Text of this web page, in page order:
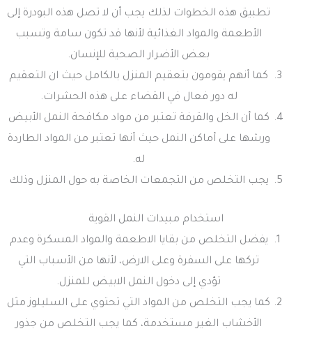
تطبيق هذه الخطوات لذلك يجب أن لا تصل هذه البودرة إلى
الأطعمة والمواد الغذائية لأنها قد تكون سامة وتسبب
بعض الأضرار الصحية للإنسان.
كما أنهم يقومون بتعقيم المنزل بالكامل حيث ان التعقيم
له دور فعال في القضاء على هذه الحشرات.
كما أن الخل والقرفة تعتبر من مواد مكافحة النمل الأبيض
ورشها على أماكن النمل حيث أنها تعتبر من المواد الطاردة
له.
يجب التخلص من التجمعات الخاصة به حول المنزل وذلك
استخدام مبيدات النمل القوية
يفضل التخلص من بقايا الاطعمة والمواد المسكرة وعدم
تركها على السفرة وعلى الارض، لأنها من الأسباب التي
تؤدي إلى دخول النمل الابيض للمنزل.
كما يجب التخلص من المواد التي تحتوي على السليلوز مثل
الأخشاب الغير مستخدمة، كما يجب التخلص من جذور